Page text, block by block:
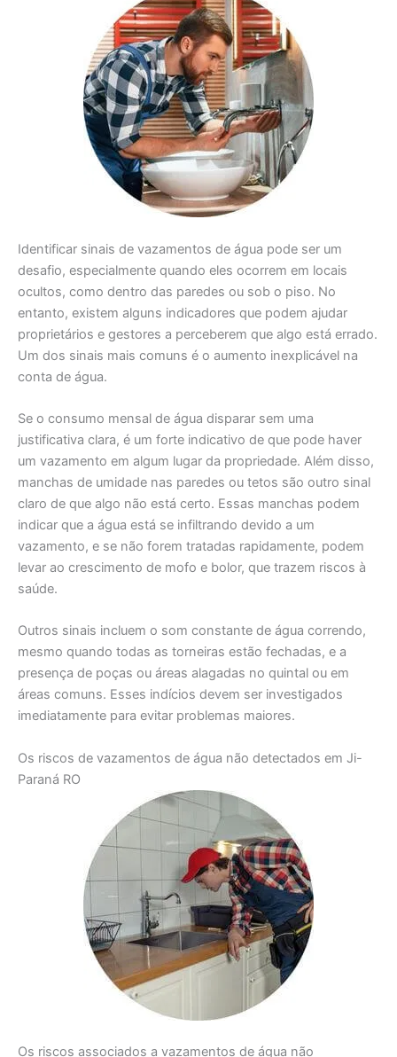
Identificar sinais de vazamentos de água pode ser um
desafio, especialmente quando eles ocorrem em locais
ocultos, como dentro das paredes ou sob o piso. No
entanto, existem alguns indicadores que podem ajudar
proprietários e gestores a perceberem que algo está errado.
Um dos sinais mais comuns é o aumento inexplicável na
conta de água.
Se o consumo mensal de água disparar sem uma
justificativa clara, é um forte indicativo de que pode haver
um vazamento em algum lugar da propriedade. Além disso,
manchas de umidade nas paredes ou tetos são outro sinal
claro de que algo não está certo. Essas manchas podem
indicar que a água está se infiltrando devido a um
vazamento, e se não forem tratadas rapidamente, podem
levar ao crescimento de mofo e bolor, que trazem riscos à
saúde.
Outros sinais incluem o som constante de água correndo,
mesmo quando todas as torneiras estão fechadas, e a
presença de poças ou áreas alagadas no quintal ou em
áreas comuns. Esses indícios devem ser investigados
imediatamente para evitar problemas maiores.
Os riscos de vazamentos de água não detectados em Ji-
Paraná RO
Os riscos associados a vazamentos de água não